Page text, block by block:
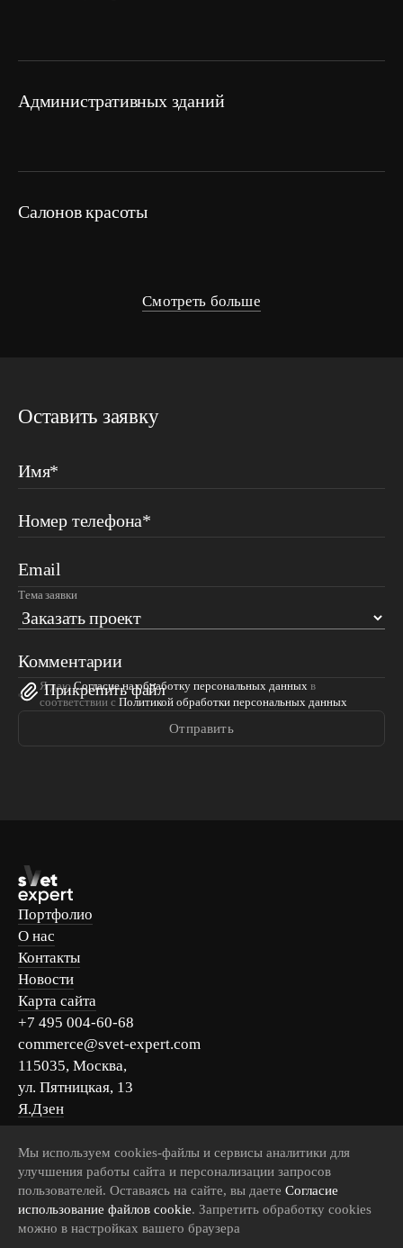
административных зданий
салонов красоты
Смотреть больше
Оставить заявку
Имя*
Номер телефона*
Email
Тема заявки
Комментарии
Прикрепить файл
Отправить
Я даюСогласие на обработку персональных данных в
соответствии с Политикой обработки персональных данных
Портфолио
О нас
Контакты
Новости
Карта сайта
+7 495 004-60-68
commerce@svet-expert.com
115035, Москва,
ул. Пятницкая, 13
Я.Дзен
Вконтакте
Telegram
MAX
Мы используем cookies-файлы и сервисы аналитики для
улучшения работы сайта и персонализации запросов
пользователей. Оставаясь на сайте, вы даете Согласие
использование файлов cookie. Запретить обработку cookies
можно в настройках вашего браузера